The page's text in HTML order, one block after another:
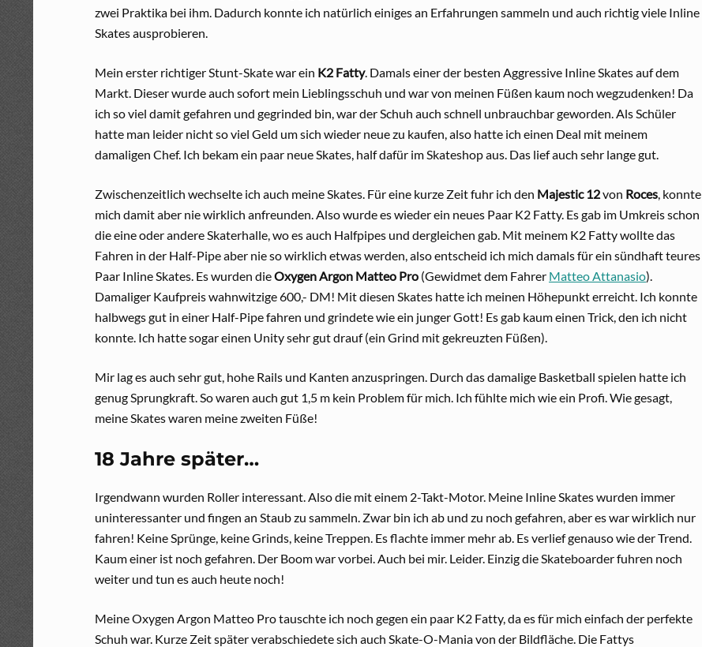
zwei Praktika bei ihm. Dadurch konnte ich natürlich einiges an Erfahrungen sammeln und auch richtig viele Inline
Skates ausprobieren.
Mein erster richtiger Stunt-Skate war ein K2 Fatty. Damals einer der besten Aggressive Inline Skates auf dem
Markt. Dieser wurde auch sofort mein Lieblingsschuh und war von meinen Füßen kaum noch wegzudenken! Da
ich so viel damit gefahren und gegrinded bin, war der Schuh auch schnell unbrauchbar geworden. Als Schüler
hatte man leider nicht so viel Geld um sich wieder neue zu kaufen, also hatte ich einen Deal mit meinem
damaligen Chef. Ich bekam ein paar neue Skates, half dafür im Skateshop aus. Das lief auch sehr lange gut.
Zwischenzeitlich wechselte ich auch meine Skates. Für eine kurze Zeit fuhr ich den Majestic 12von Roces, konnte
mich damit aber nie wirklich anfreunden. Also wurde es wieder ein neues Paar K2 Fatty. Es gab im Umkreis schon
die eine oder andere Skaterhalle, wo es auch Halfpipes und dergleichen gab. Mit meinem K2 Fatty wollte das
Fahren in der Half-Pipe aber nie so wirklich etwas werden, also entscheid ich mich damals für ein sündhaft teures
Paar Inline Skates. Es wurden dieOxygen Argon Matteo Pro (Gewidmet dem Fahrer Matteo Attanasio).
Damaliger Kaufpreis wahnwitzige 600,- DM! Mit diesen Skates hatte ich meinen Höhepunkt erreicht. Ich konnte
halbwegs gut in einer Half-Pipe fahren und grindete wie ein junger Gott! Es gab kaum einen Trick, den ich nicht
konnte. Ich hatte sogar einen Unity sehr gut drauf (ein Grind mit gekreuzten Füßen).
Mir lag es auch sehr gut, hohe Rails und Kanten anzuspringen. Durch das damalige Basketball spielen hatte ich
genug Sprungkraft. So waren auch gut 1,5 m kein Problem für mich. Ich fühlte mich wie ein Profi. Wie gesagt,
meine Skates waren meine zweiten Füße!
18 Jahre später…
Irgendwann wurden Roller interessant. Also die mit einem 2-Takt-Motor. Meine Inline Skates wurden immer
uninteressanter und fingen an Staub zu sammeln. Zwar bin ich ab und zu noch gefahren, aber es war wirklich nur
fahren! Keine Sprünge, keine Grinds, keine Treppen. Es flachte immer mehr ab. Es verlief genauso wie der Trend.
Kaum einer ist noch gefahren. Der Boom war vorbei. Auch bei mir. Leider. Einzig die Skateboarder fuhren noch
weiter und tun es auch heute noch!
Meine Oxygen Argon Matteo Pro tauschte ich noch gegen ein paar K2 Fatty, da es für mich einfach der perfekte
Schuh war. Kurze Zeit später verabschiedete sich auch Skate-O-Mania von der Bildfläche. Die Fattys